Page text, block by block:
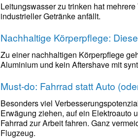
Leitungswasser zu trinken hat
industrieller Getränke anfällt.
Nachhaltige Körperpflege:
Zu einer nachhaltigen Körperpflege
Aluminium und kein Aftershave mit
Must-do: Fahrrad statt Auto
Besonders viel
Erwägung ziehen, auf ein Elektroauto
Fahrrad zur Arbeit fahren. Ganz
Flugzeug.